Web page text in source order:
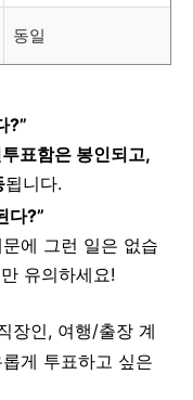
동일
?”
표함은 봉인되고,
됩니다.
다?”
에 그런 일은 없습
유의하세요!
장인, 여행/출장 계
게 투표하고 싶은